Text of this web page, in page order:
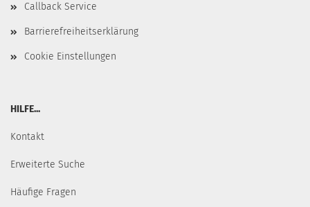
Callback Service
Barrierefreiheitserklärung
Cookie Einstellungen
HILFE...
Kontakt
Erweiterte Suche
Häufige Fragen